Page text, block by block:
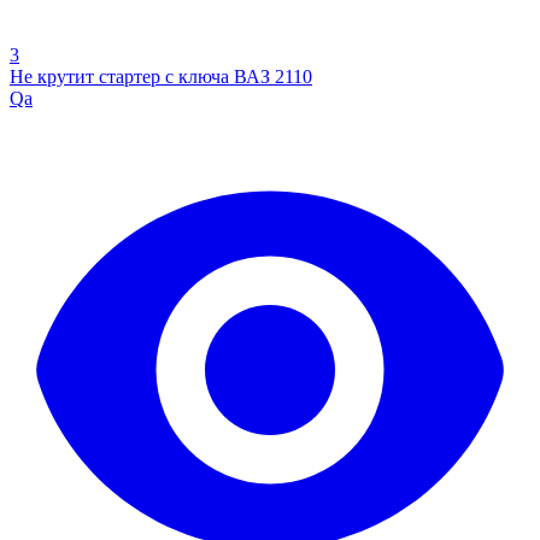
3
Не крутит стартер с ключа ВАЗ 2110
Qa